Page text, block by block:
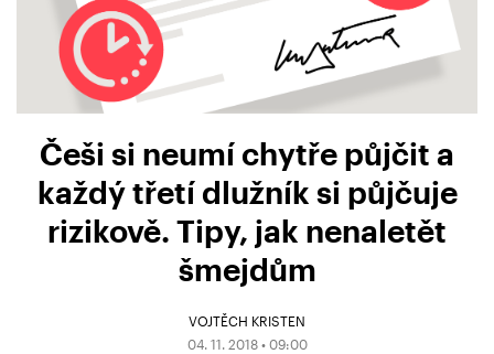
Češi si neumí chytře půjčit a
každý třetí dlužník si půjčuje
rizikově. Tipy, jak nenaletět
šmejdům
VOJTĚCH KRISTEN
04. 11. 2018 • 09:00